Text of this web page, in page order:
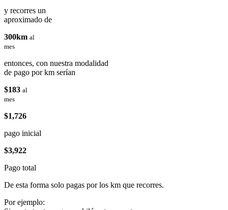
y recorres un
aproximado de
300km al
mes
entonces, con nuestra modalidad
de pago por km serían
$183 al
mes
$1,726
pago inicial
$3,922
Pago total
De esta forma solo pagas por los km que recorres.
Por ejemplo: